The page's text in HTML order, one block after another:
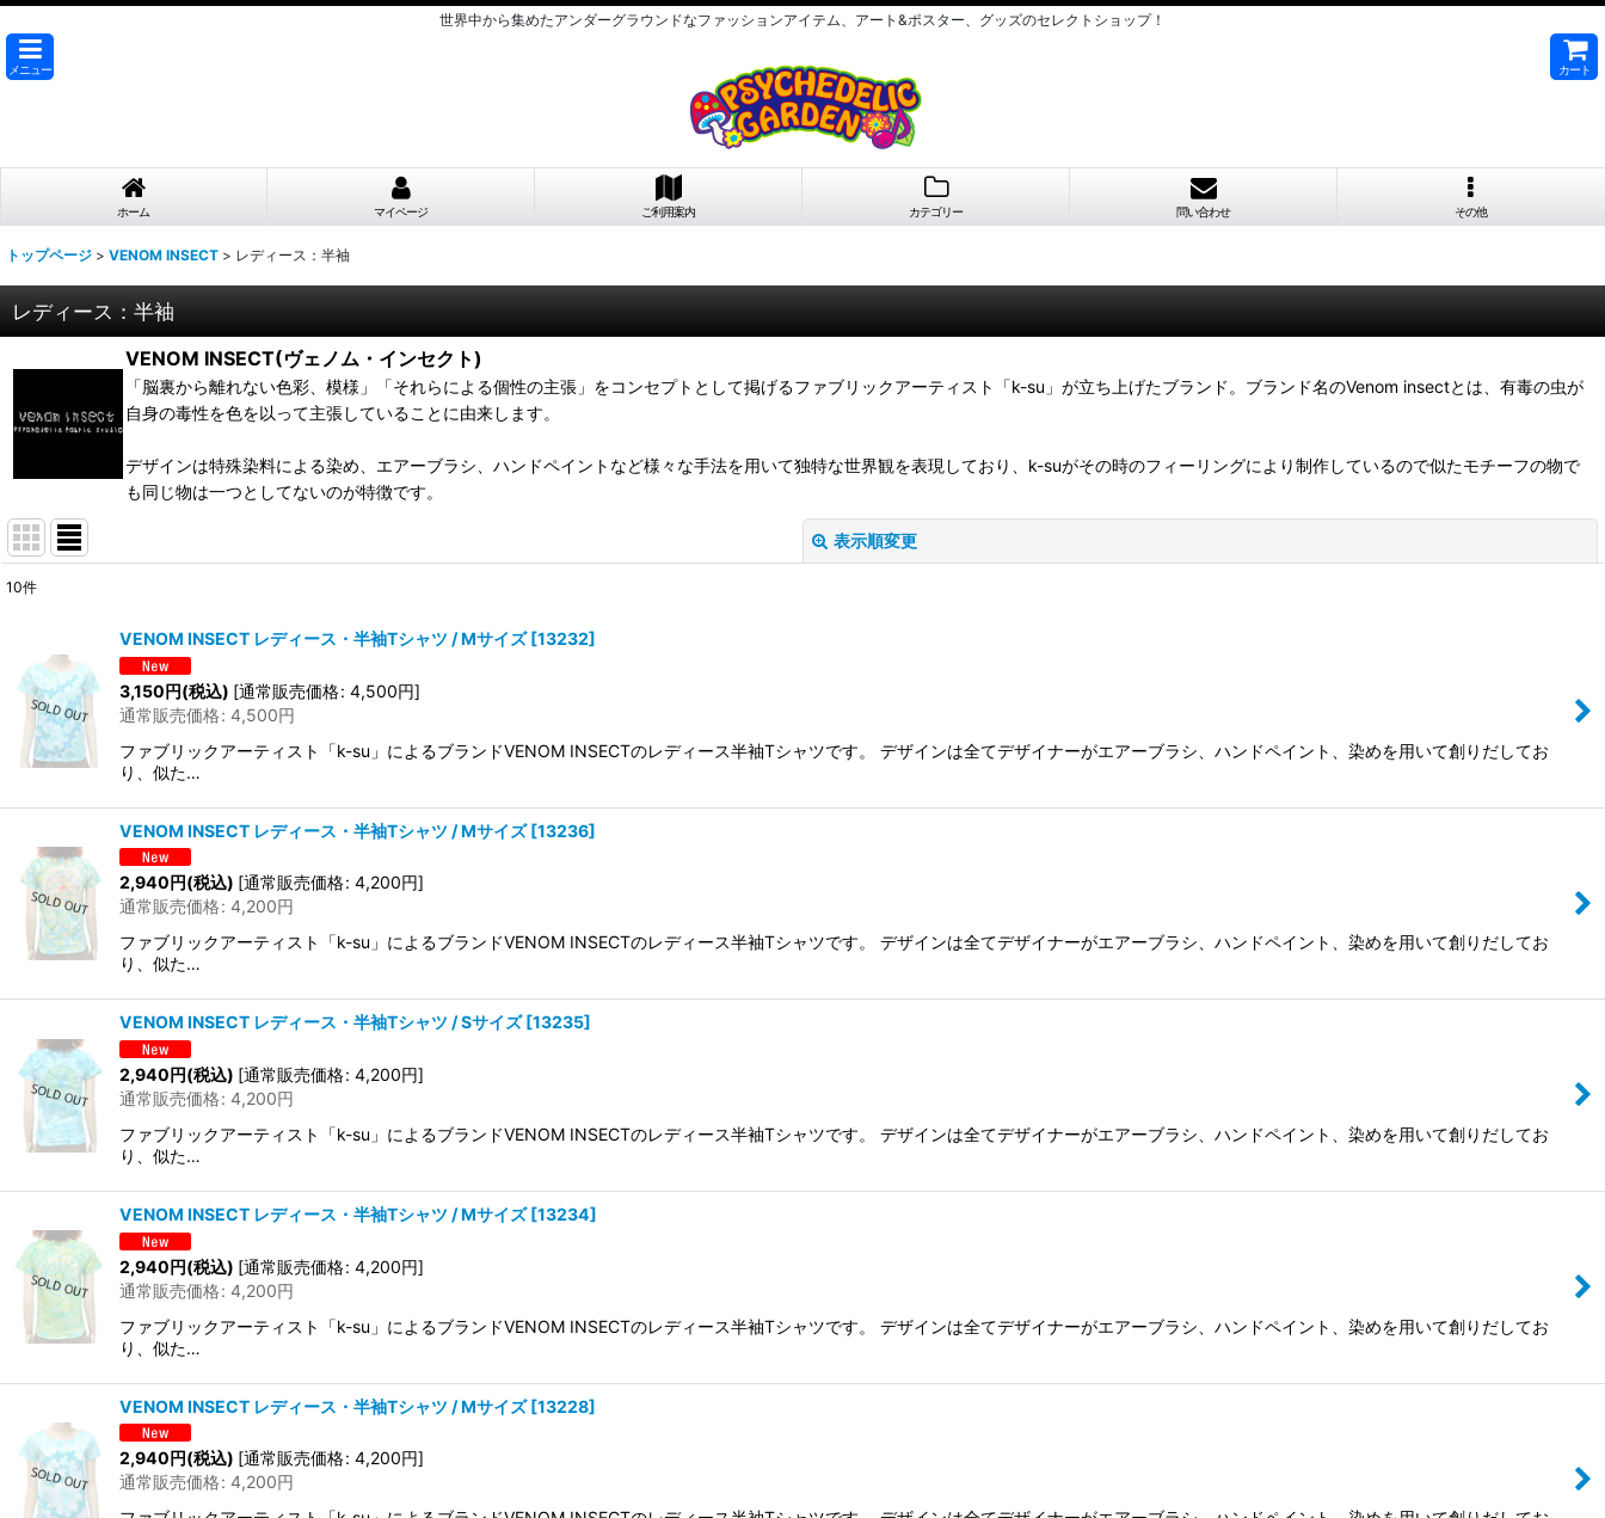
世界中から集めたアンダーグラウンドなファッションアイテム、アート&ポスター、グッズのセレクトショップ！
メニュー カート
ホーム マイページ ご利用案内 カテゴリー 問い合わせ その他
トップページ > VENOM INSECT > レディース：半袖
レディース：半袖
VENOM INSECT(ヴェノム・インセクト)
「脳裏から離れない色彩、模様」「それらによる個性の主張」をコンセプトとして掲げるファブリックアーティスト「k-su」が立ち上げたブランド。ブランド名のVenom insectとは、有毒の虫が
自身の毒性を色を以って主張していることに由来します。
デザインは特殊染料による染め、エアーブラシ、ハンドペイントなど様々な手法を用いて独特な世界観を表現しており、k-suがその時のフィーリングにより制作しているので似たモチーフの物で
も同じ物は一つとしてないのが特徴です。
表示順変更
在庫あり
並び順:
10件
VENOM INSECT レディース・半袖Tシャツ / Mサイズ [13232]
3,150円(税込) [通常販売価格: 4,500円]
通常販売価格: 4,500円
ファブリックアーティスト「k-su」によるブランドVENOM INSECTのレディース半袖Tシャツです。 デザインは全てデザイナーがエアーブラシ、ハンドペイント、染めを用いて創りだしてお
り、似た…
VENOM INSECT レディース・半袖Tシャツ / Mサイズ [13236]
2,940円(税込) [通常販売価格: 4,200円]
通常販売価格: 4,200円
ファブリックアーティスト「k-su」によるブランドVENOM INSECTのレディース半袖Tシャツです。 デザインは全てデザイナーがエアーブラシ、ハンドペイント、染めを用いて創りだしてお
り、似た…
VENOM INSECT レディース・半袖Tシャツ / Sサイズ [13235]
2,940円(税込) [通常販売価格: 4,200円]
通常販売価格: 4,200円
ファブリックアーティスト「k-su」によるブランドVENOM INSECTのレディース半袖Tシャツです。 デザインは全てデザイナーがエアーブラシ、ハンドペイント、染めを用いて創りだしてお
り、似た…
VENOM INSECT レディース・半袖Tシャツ / Mサイズ [13234]
2,940円(税込) [通常販売価格: 4,200円]
通常販売価格: 4,200円
ファブリックアーティスト「k-su」によるブランドVENOM INSECTのレディース半袖Tシャツです。 デザインは全てデザイナーがエアーブラシ、ハンドペイント、染めを用いて創りだしてお
り、似た…
VENOM INSECT レディース・半袖Tシャツ / Mサイズ [13228]
2,940円(税込) [通常販売価格: 4,200円]
通常販売価格: 4,200円